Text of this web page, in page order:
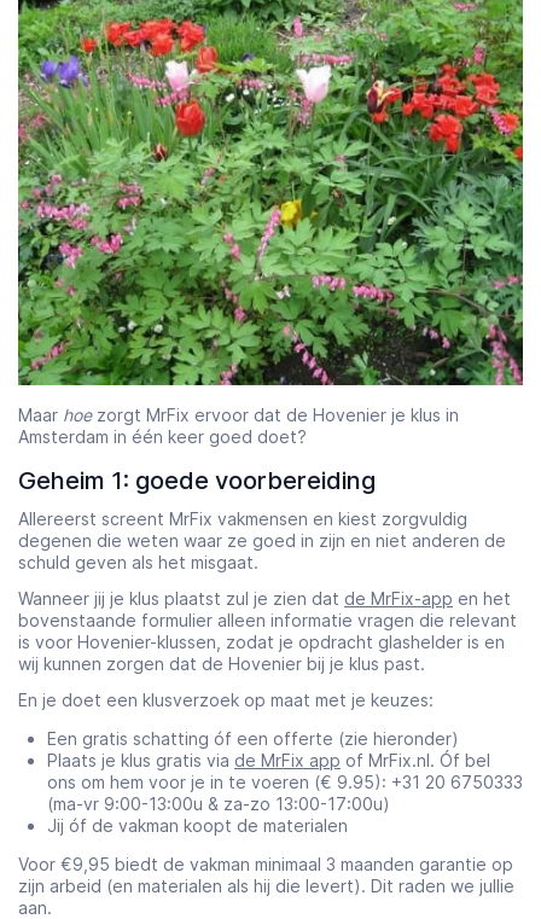
Maar hoezorgt MrFix ervoor dat de Hovenier je klus in
Amsterdam in één keer goed doet?
Geheim 1: goede voorbereiding
Allereerst screent MrFix vakmensen en kiest zorgvuldig
degenen die weten waar ze goed in zijn en niet anderen de
schuld geven als het misgaat.
Wanneer jij je klus plaatst zul je zien dat de MrFix-app en het
bovenstaande formulier alleen informatie vragen die relevant
is voor Hovenier-klussen, zodat je opdracht glashelder is en
wij kunnen zorgen dat de Hovenier bij je klus past.
En je doet een klusverzoek op maat met je keuzes:
Een gratis schatting óf een offerte (zie hieronder)
Plaats je klus gratis via de MrFix app of MrFix.nl. Óf bel
ons om hem voor je in te voeren (€ 9.95): +31 20 6750333
(ma-vr 9:00-13:00u & za-zo 13:00-17:00u)
Jij óf de vakman koopt de materialen
Voor €9,95 biedt de vakman minimaal 3 maanden garantie op
zijn arbeid (en materialen als hij die levert). Dit raden we jullie
aan.
Starttijd
07:00
Eindtijd
23:00